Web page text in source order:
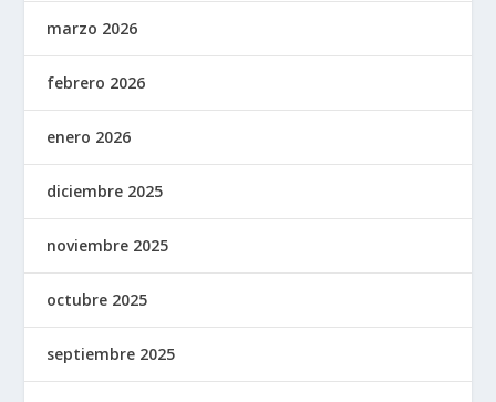
marzo 2026
febrero 2026
enero 2026
diciembre 2025
noviembre 2025
octubre 2025
septiembre 2025